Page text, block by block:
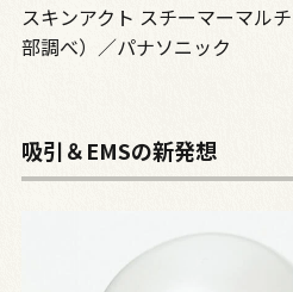
スキンアクト スチーマーマル
部調べ）／パナソニック
吸引＆EMSの新発想